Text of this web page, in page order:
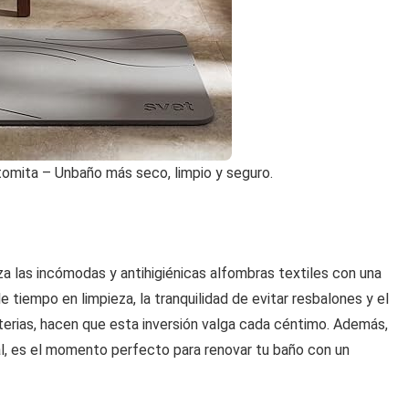
– Unbaño más seco, limpio y seguro.
las incómodas y antihigiénicas alfombras textiles con una
tiempo en limpieza, la tranquilidad de evitar resbalones y el
hacen que esta inversión valga cada céntimo. Además,
es el momento perfecto para renovar tu baño con un